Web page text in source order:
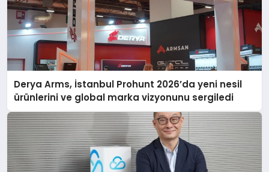
Derya Arms, İstanbul Prohunt 2026’da yeni nesil
ürünlerini ve global marka vizyonunu sergiledi